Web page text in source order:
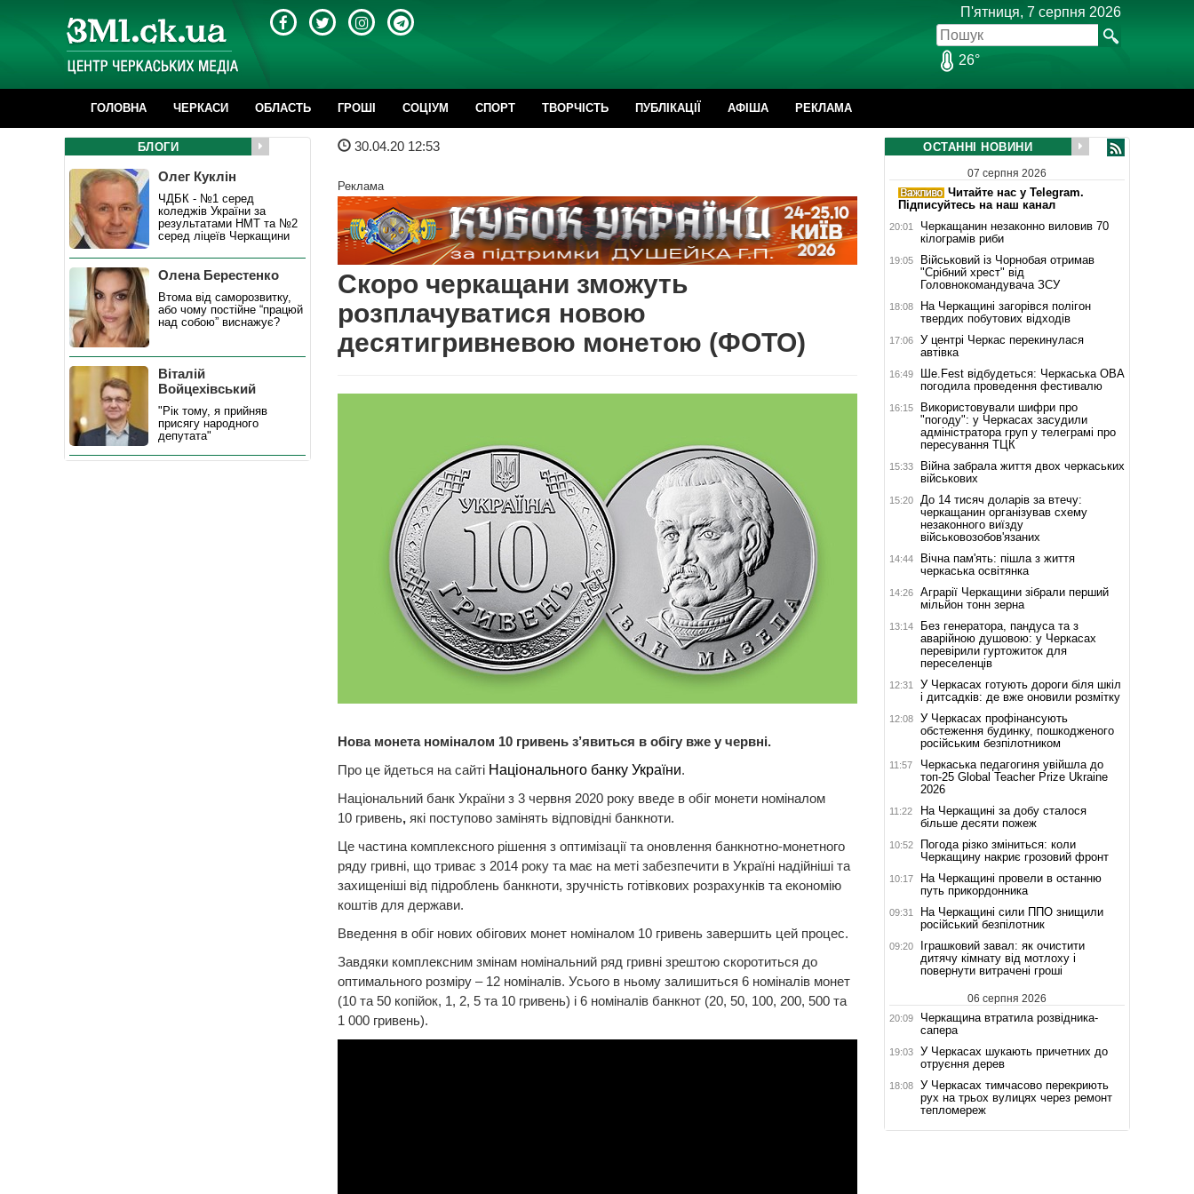
П'ятниця, 7 серпня 2026
26°
ГОЛОВНА ЧЕРКАСИ ОБЛАСТЬ ГРОШІ CОЦІУМ СПОРТ ТВОРЧІСТЬ ПУБЛІКАЦІЇ АФІША РЕКЛАМА
30.04.20 12:53
Реклама
Скоро черкащани зможуть
розплачуватися новою
десятигривневою монетою (ФОТО)
Нова монета номіналом 10 гривень з’явиться в обігу вже у червні.
Про це йдеться на сайті Національного банку України.
Національний банк України з 3 червня 2020 року введе в обіг монети номіналом
10 гривень,які поступово замінять відповідні банкноти.
Це частина комплексного рішення з оптимізації та оновлення банкнотно-монетного
ряду гривні, що триває з 2014 року та має на меті забезпечити в Україні надійніші та
захищеніші від підроблень банкноти, зручність готівкових розрахунків та економію
коштів для держави.
Введення в обіг нових обігових монет номіналом 10 гривень завершить цей процес.
Завдяки комплексним змінам номінальний ряд гривні зрештою скоротиться до
оптимального розміру – 12 номіналів. Усього в ньому залишиться 6 номіналів монет
(10 та 50 копійок, 1, 2, 5 та 10 гривень) і 6 номіналів банкнот (20, 50, 100, 200, 500 та
1 000 гривень).
БЛОГИ
Олег Куклін
ЧДБК - №1 серед
коледжів України за
результатами НМТ та №2
серед ліцеїв Черкащини
Олена Берестенко
Втома від саморозвитку,
або чому постійне “працюй
над собою” виснажує?
Віталій
Войцехівський
"Рік тому, я прийняв
присягу народного
депутата"
ОСТАННІ НОВИНИ
07 серпня 2026
Читайте нас у Telegram.
Підписуйтесь на наш канал
20:01
Черкащанин незаконно виловив 70
кілограмів риби
19:05
Військовий із Чорнобая отримав
"Срібний хрест" від
Головнокомандувача ЗСУ
18:08
На Черкащині загорівся полігон
твердих побутових відходів
17:06
У центрі Черкас перекинулася
автівка
16:49
Ше.Fest відбудеться: Черкаська ОВА
погодила проведення фестивалю
16:15
Використовували шифри про
"погоду": у Черкасах засудили
адміністратора груп у телеграмі про
пересування ТЦК
15:33
Війна забрала життя двох черкаських
військових
15:20
До 14 тисяч доларів за втечу:
черкащанин організував схему
незаконного виїзду
військовозобов'язаних
14:44
Вічна пам'ять: пішла з життя
черкаська освітянка
14:26
Аграрії Черкащини зібрали перший
мільйон тонн зерна
13:14
Без генератора, пандуса та з
аварійною душовою: у Черкасах
перевірили гуртожиток для
переселенців
12:31
У Черкасах готують дороги біля шкіл
і дитсадків: де вже оновили розмітку
12:08
У Черкасах профінансують
обстеження будинку, пошкодженого
російським безпілотником
11:57
Черкаська педагогиня увійшла до
топ-25 Global Teacher Prize Ukraine
2026
11:22
На Черкащині за добу сталося
більше десяти пожеж
10:52
Погода різко зміниться: коли
Черкащину накриє грозовий фронт
10:17
На Черкащині провели в останню
путь прикордонника
09:31
На Черкащині сили ППО знищили
російський безпілотник
09:20
Іграшковий завал: як очистити
дитячу кімнату від мотлоху і
повернути витрачені гроші
06 серпня 2026
20:09
Черкащина втратила розвідника-
сапера
19:03
У Черкасах шукають причетних до
отруєння дерев
18:08
У Черкасах тимчасово перекриють
рух на трьох вулицях через ремонт
тепломереж